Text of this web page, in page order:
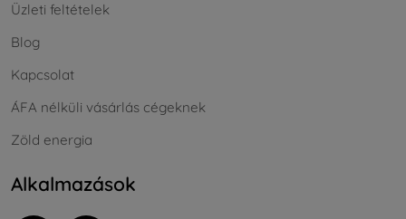
Üzleti feltételek
Blog
Kapcsolat
ÁFA nélküli vásárlás cégeknek
Zöld energia
Alkalmazások